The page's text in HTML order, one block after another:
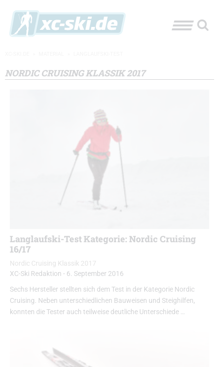
NORDIC CRUISING KLASSIK 2017
Langlaufski-Test Kategorie: Nordic Cruising
16/17
Nordic Cruising Klassik 2017
XC-Ski Redaktion - 6. September 2016
Sechs Hersteller stellten sich dem Test in der Kategorie Nordic
Cruising. Neben unterschiedlichen Bauweisen und Steighilfen,
konnten die Tester auch teilweise deutliche Unterschiede …